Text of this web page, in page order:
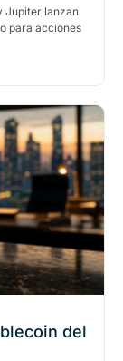
Jupiter lanzan
para acciones
del